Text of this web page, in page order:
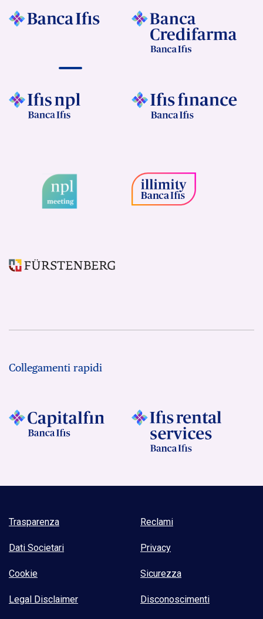
Collegamenti rapidi
Trasparenza Reclami
Dati Societari Privacy
Cookie Sicurezza
Legal Disclaimer Disconoscimenti